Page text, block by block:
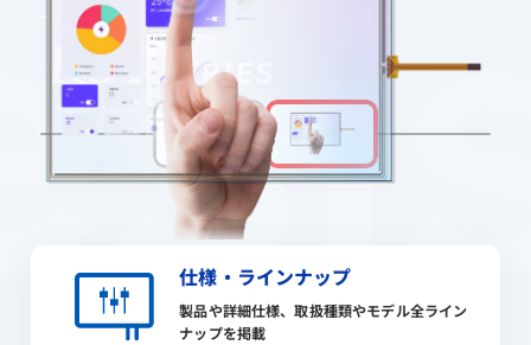
RSTSERIES
仕様・ラインナップ
製品や詳細仕様、取扱種類やモデル全ライン
ナップを掲載